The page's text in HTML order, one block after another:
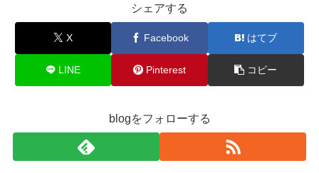
シェアする
X Facebook はてブ
LINE Pinterest コピー
blogをフォローする